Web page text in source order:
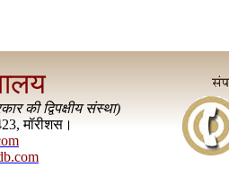
की द्विपक्षीय संस्था)
मॉरीशस।